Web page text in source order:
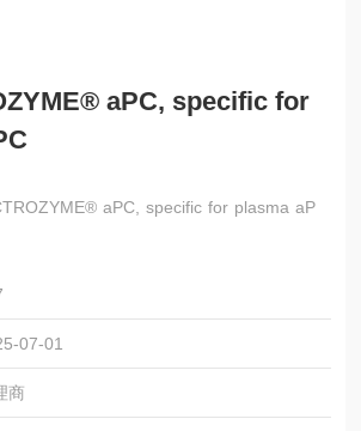
specific for
aPC, specific for plasma aP
07-01
商